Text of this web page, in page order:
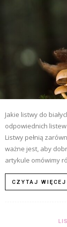
Jakie listwy do
odpowiednich
Listwy pełnią
ważne jest, aby
artykule omówimy
CZYTAJ WIĘCEJ